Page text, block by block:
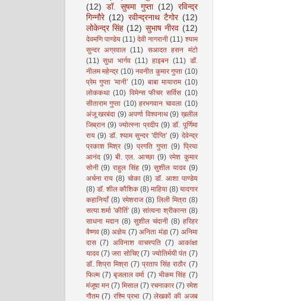
(12) डॉ. सुषमा गुप्ता (12) रविन्द्र
गिन्नौरे (12) रवीन्द्रनाथ टैगोर (12)
लोकेन्द्र सिंह (12) सुभाष नीरव (12)
देवमणि पाण्डेय (11) देवी नागरानी (11) श्याम
सुन्दर अग्रवाल (11) सआदत हसन मंटो
(11) सुधा भार्गव (11) हाइबन (11) डॉ.
नीलम महेन्द्र (10) नवनीत कुमार गुप्ता (10)
प्रेम गुप्ता 'मानी’ (10) बाबा मायाराम (10)
लोककथा (10) विमेन्स फीचर सर्विस (10)
सीताराम गुप्ता (10) हरभगवान चावला (10)
अंजू खरबंदा (9) अपर्णा विश्वनाथ (9) ख़लील
जिब्रान (9) ज्योत्स्ना प्रदीप (9) डॉ. पूर्णिमा
राय (9) डॉ. श्याम सुन्दर 'दीप्ति' (9) देवेन्द्र
प्रकाश मिश्र (9) प्रगति गुप्ता (9) प्रिया
आनंद (9) बी. एल. आच्छा (9) रमेश कुमार
सोनी (9) राहुल सिंह (9) सुशील यादव (9)
अर्चना राय (8) चोका (8) डॉ. आशा पाण्डेय
(8) डॉ. शील कौशिक (8) माहिया (8) यादगार
कहानियाँ (8) रमेशराज (8) लिली मित्रा (8)
सत्या शर्मा 'कीर्ति' (8) सांत्वना श्रीकान्त (8)
साधना मदान (8) सुशील चंदानी (8) हरिहर
वैष्णव (8) अज्ञेय (7) अनिता मंडा (7) अनिमा
दास (7) अविनाश वाचस्पति (7) आकांक्षा
यादव (7) जरा सोचिए (7) ज्योतिर्मयी पंत (7)
डॉ. शिप्रा मिश्रा (7) प्रताप सिंह राठौर (7)
फिल्म (7) बृजलाल वर्मा (7) भीकम सिंह (7)
मंजूषा मन (7) मिसाल (7) रचनाकार (7) रमेश
गौतम (7) रश्मि प्रभा (7) लेखकों की अजब